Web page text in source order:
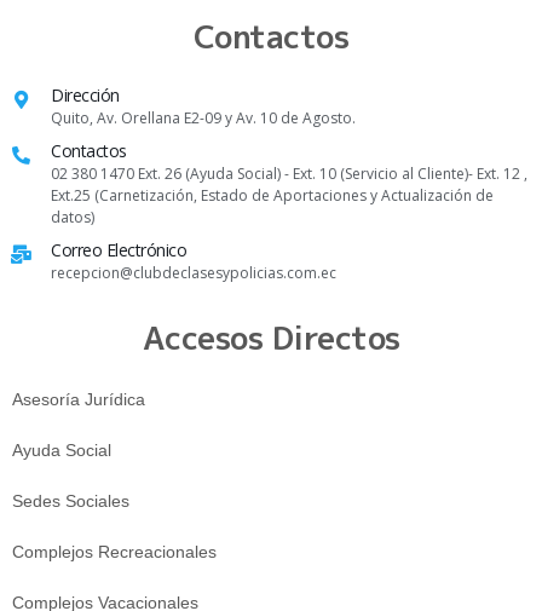
Contactos
Dirección
Quito, Av. Orellana E2-09 y Av. 10 de Agosto.
Contactos
02 380 1470 Ext. 26 (Ayuda Social) - Ext. 10 (Servicio al Cliente)- Ext. 12 ,
Ext.25 (Carnetización, Estado de Aportaciones y Actualización de
datos)
Correo Electrónico
recepcion@clubdeclasesypolicias.com.ec
Accesos Directos
Asesoría Jurídica
Ayuda Social
Sedes Sociales
Complejos Recreacionales
Complejos Vacacionales